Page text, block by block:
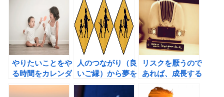
やりたいことをや
る時間をカレンダ
ーに書き込んで、
言い訳をブロック
人のつながり（良
いご縁）から夢を
叶える方法
リスクを厭うので
あれば、成長する
（レス・ブラウ